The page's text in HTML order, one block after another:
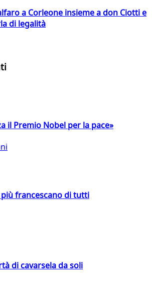
a Corleone insieme a don Ciotti e
di legalità
il Premio Nobel per la pace»
più francescano di tutti
di cavarsela da soli